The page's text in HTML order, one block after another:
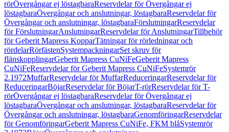
rörÖvergångar ej löstagbaraReservdelar för Övergångar ej
löstagbaraÖvergångar och anslutningar, löstagbaraReservdelar för
Övergångar och anslutningar, löstagbaraFörslutningarReservdelar
för FörslutningarAnslutningarReservdelar för AnslutningarTillbehör
för Geberit Mapress KopparTätningar för rörledningar och
rördelarRörfästenSystempackningarSet skruv för
flänskopplingarGeberit Mapress CuNiFeGeberit Mapress
CuNiFeReservdelar för Geberit Mapress CuNiFeSystemrör
2.1972MuffarReservdelar för MuffarReduceringarReservdelar för
ReduceringarBöjarReservdelar för BöjarT-rörReservdelar för T-
rörÖvergångar ej löstagbaraReservdelar för Övergångar ej
löstagbaraÖvergångar och anslutningar, löstagbaraReservdelar för
Övergångar och anslutningar, löstagbaraGenomföringarReservdelar
för GenomföringarGeberit Mapress CuNiFe, FKM blåSystemrör